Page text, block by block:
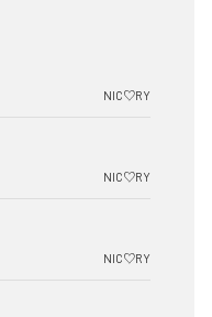
NIC♡RY
NIC♡RY
NIC♡RY